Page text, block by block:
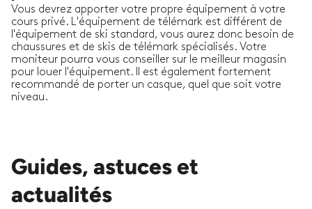
Vous devrez apporter votre propre équipement à votre
cours privé. L'équipement de télémark est différent de
l'équipement de ski standard, vous aurez donc besoin de
chaussures et de skis de télémark spécialisés. Votre
moniteur pourra vous conseiller sur le meilleur magasin
pour louer l'équipement. Il est également fortement
recommandé de porter un casque, quel que soit votre
niveau.
Guides, astuces et
actualités